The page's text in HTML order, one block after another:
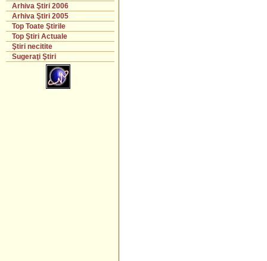
Arhiva Ştiri 2006
Arhiva Ştiri 2005
Top Toate Ştirile
Top Ştiri Actuale
Ştiri necitite
Sugeraţi Ştiri